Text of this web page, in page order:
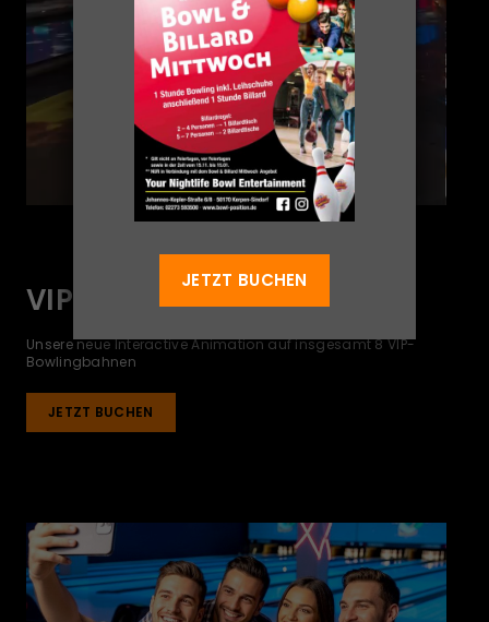
VIP-BOWLINGBAHNEN
Unsere neue Interactive Animation auf insgesamt 8 VIP-
Bowlingbahnen
JETZT BUCHEN
JETZT BUCHEN